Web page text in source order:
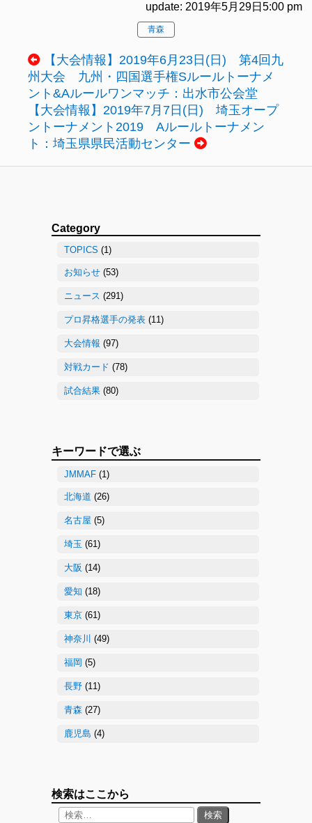
update: 2019年5月29日5:00 pm
青森
【大会情報】2019年6月23日(日) 第4回九
州大会 九州・四国選手権Sルールトーナメ
ント&Aルールワンマッチ：出水市公会堂
【大会情報】2019年7月7日(日) 埼玉オープ
ントーナメント2019 Aルールトーナメン
ト：埼玉県県民活動センター
Category
TOPICS (1)
お知らせ (53)
ニュース (291)
プロ昇格選手の発表 (11)
大会情報 (97)
対戦カード (78)
試合結果 (80)
キーワードで選ぶ
JMMAF (1)
北海道 (26)
名古屋 (5)
埼玉 (61)
大阪 (14)
愛知 (18)
東京 (61)
神奈川 (49)
福岡 (5)
長野 (11)
青森 (27)
鹿児島 (4)
検索はここから